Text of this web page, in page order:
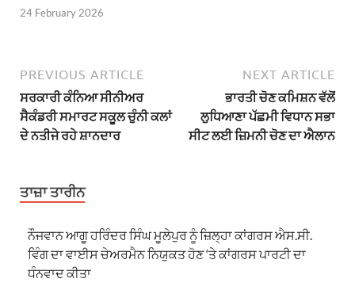
24 February 2026
PREVIOUS ARTICLE
ਸਰਕਾਰੀ ਕੰਨਿਆ ਸੀਨੀਅਰ
ਸੈਕੰਡਰੀ ਸਮਾਰਟ ਸਕੂਲ ਚੁੰਨੀ ਕਲਾਂ
ਦੇ ਨਤੀਜੇ ਰਹੇ ਸ਼ਾਨਦਾਰ
NEXT ARTICLE
ਭਾਰਤੀ ਚੋਣ ਕਮਿਸ਼ਨ ਵੱਲੋਂ
ਲੁਧਿਆਣਾ ਪੱਛਮੀ ਵਿਧਾਨ ਸਭਾ
ਸੀਟ ਲਈ ਜ਼ਿਮਨੀ ਚੋਣ ਦਾ ਐਲਾਨ
ਤਾਜ਼ਾ ਤਾਰੀਨ
ਨੌਜਵਾਨ ਆਗੂ ਹਰਿੰਦਰ ਸਿੰਘ ਮੂਲੇਪੁਰ ਨੂੰ ਜ਼ਿਲ੍ਹਾ ਕਾਂਗਰਸ ਐਸ.ਸੀ.
ਵਿੰਗ ਦਾ ਵਾਈਸ ਚੇਅਰਮੈਨ ਨਿਯੁਕਤ ਹੋਣ ‘ਤੇ ਕਾਂਗਰਸ ਪਾਰਟੀ ਦਾ
ਧੰਨਵਾਦ ਕੀਤਾ